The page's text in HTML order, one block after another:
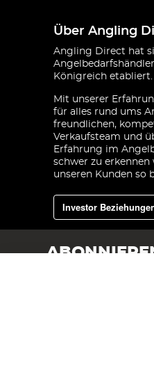
Über Angling
Angling Direct hat
Königreich etabliert.
Mit unserer
für alles rund ums
freundlichen,
Verkaufsteam und
Erfahrung im
schwer zu
unseren Kunden so
Investor